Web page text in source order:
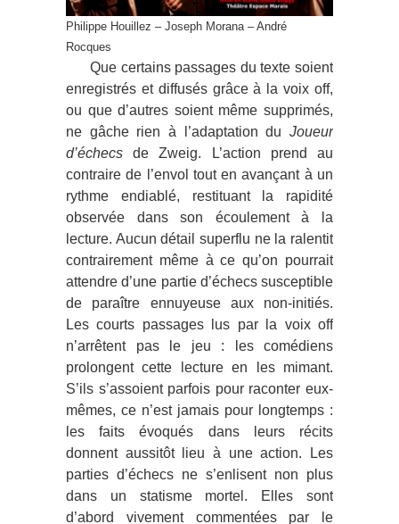
Philippe Houillez – Joseph Morana – André
Rocques
Que certains passages du texte soient
enregistrés et diffusés grâce à la voix off,
ou que d’autres soient même supprimés,
ne gâche rien à l’adaptation du Joueur
d’échecsde Zweig. L’action prend au
contraire de l’envol tout en avançant à un
rythme endiablé, restituant la rapidité
observée dans son écoulement à la
lecture. Aucun détail superflu ne la ralentit
contrairement même à ce qu’on pourrait
attendre d’une partie d’échecs susceptible
de paraître ennuyeuse aux non-initiés.
Les courts passages lus par la voix off
n’arrêtent pas le jeu : les comédiens
prolongent cette lecture en les mimant.
S’ils s’assoient parfois pour raconter eux-
mêmes, ce n’est jamais pour longtemps :
les faits évoqués dans leurs récits
donnent aussitôt lieu à une action. Les
parties d’échecs ne s’enlisent non plus
dans un statisme mortel. Elles sont
d’abord vivement commentées par le